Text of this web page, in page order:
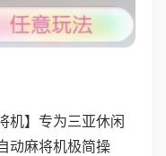
机】专为三亚休闲
动麻将机极简操